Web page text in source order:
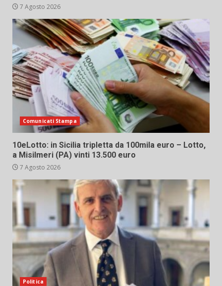
7 Agosto 2026
Comunicati Stampa
10eLotto: in Sicilia tripletta da 100mila euro – Lotto,
a Misilmeri (PA) vinti 13.500 euro
7 Agosto 2026
Politica